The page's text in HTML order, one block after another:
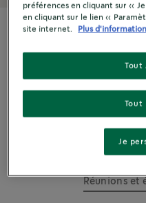
Nos
Cafés en entreprise et au
Réunions et
préférences en cliquant sur «
en cliquant sur le lien «
site internet.
Plus d'information
Tout
Tout
Je